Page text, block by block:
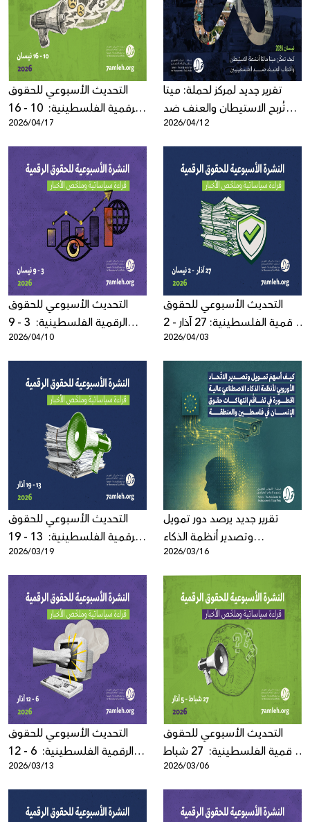
Donate
التحديث الأسبوعي للحقوق
الرقمية الفلسطينية: 10 - 16
نيسان 2026
2026/04/17
تقرير جديد لمركز لحملة: ميتا
تُربح الاستيطان والعنف ضد
2026/04/12
التحديث الأسبوعي للحقوق
الرقمية الفلسطينية: 3 - 9
نيسان 2026
2026/04/10
التحديث الأسبوعي للحقوق
الرقمية الفلسطينية: 27 آذار - 2
نيسان 2026
2026/04/03
التحديث الأسبوعي للحقوق
الرقمية الفلسطينية: 13 - 19
آذار 2026
2026/03/19
تقرير جديد يرصد دور تمويل
وتصدير أنظمة الذكاء
الاصطناعي الأوروبية في تفاقم
الانتهاكات في فلسطين
والمنطقة
2026/03/16
التحديث الأسبوعي للحقوق
الرقمية الفلسطينية: 6 - 12
آذار 2026
2026/03/13
التحديث الأسبوعي للحقوق
الرقمية الفلسطينية: 27 شباط
2026/03/06